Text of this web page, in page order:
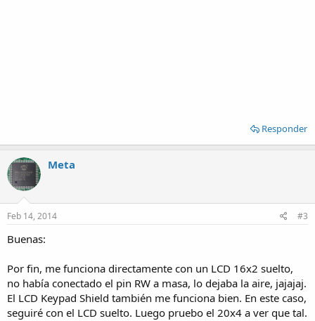
Responder
Meta
Feb 14, 2014 #3
Buenas:
Por fin, me funciona directamente con un LCD 16x2 suelto,
no había conectado el pin RW a masa, lo dejaba la aire, jajajaj.
El LCD Keypad Shield también me funciona bien. En este caso,
seguiré con el LCD suelto. Luego pruebo el 20x4 a ver que tal.